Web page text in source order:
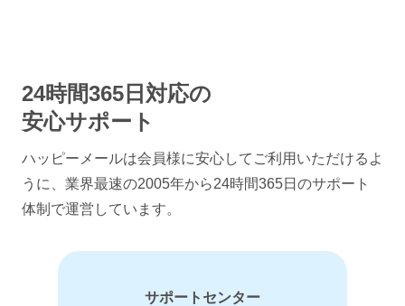
24時間365日対応の
安心サポート
ハッピーメールは会員様に安心してご利用いただけるよ
うに、 業界最速の2005年から24時間365日のサポート
体制で運営しています。
サポートセンター